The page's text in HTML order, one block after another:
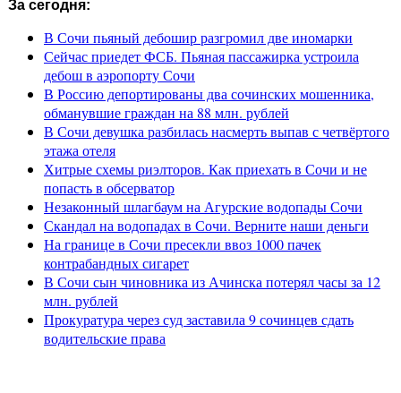
За сегодня:
В Сочи пьяный дебошир разгромил две иномарки
Сейчас приедет ФСБ. Пьяная пассажирка устроила
дебош в аэропорту Сочи
В Россию депортированы два сочинских мошенника,
обманувшие граждан на 88 млн. рублей
В Сочи девушка разбилась насмерть выпав с четвёртого
этажа отеля
Хитрые схемы риэлторов. Как приехать в Сочи и не
попасть в обсерватор
Незаконный шлагбаум на Агурские водопады Сочи
Скандал на водопадах в Сочи. Верните наши деньги
На границе в Сочи пресекли ввоз 1000 пачек
контрабандных сигарет
В Сочи сын чиновника из Ачинска потерял часы за 12
млн. рублей
Прокуратура через суд заставила 9 сочинцев сдать
водительские права